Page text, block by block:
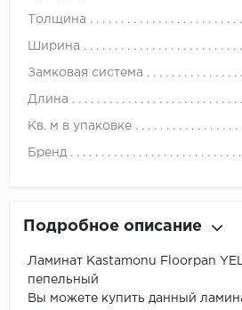
Толщина
Ширина
Замковая система
Длина
Кв. м в упаковке
Бренд
Подробное описание
Ламинат Kastamonu Floorpan
пепельный
Вы можете купить данный